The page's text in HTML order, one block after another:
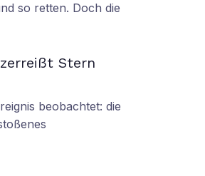
so retten. Doch die
Stern
beobachtet: die